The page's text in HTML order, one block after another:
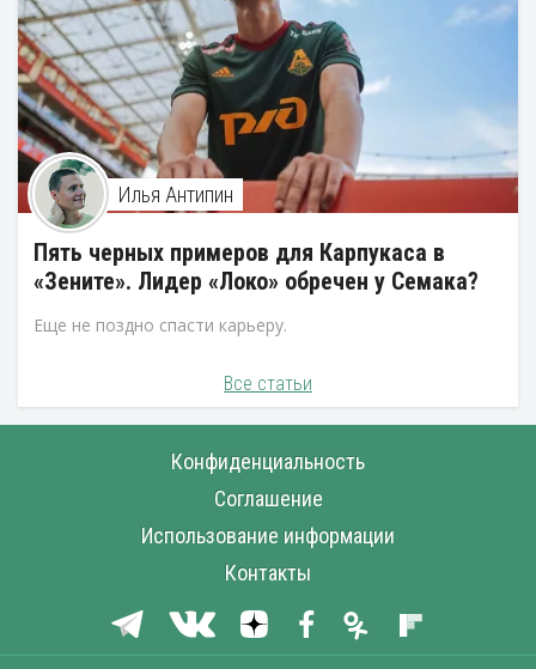
Илья Антипин
Пять черных примеров для Карпукаса в
«Зените». Лидер «Локо» обречен у Семака?
Еще не поздно спасти карьеру.
Все статьи
Конфиденциальность
Соглашение
Использование информации
Контакты